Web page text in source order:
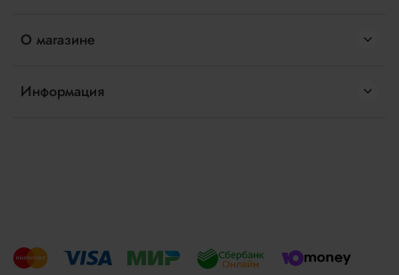
О магазине
Информация